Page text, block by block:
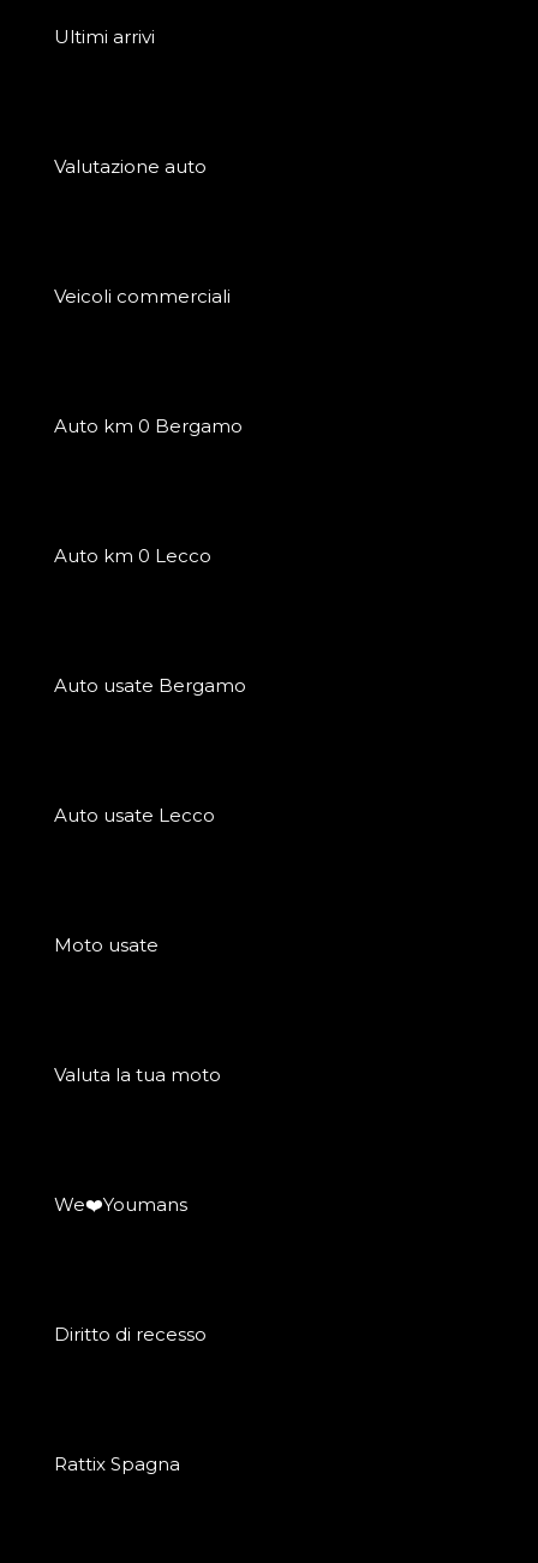
Ultimi arrivi
Valutazione auto
Veicoli commerciali
Auto km 0 Bergamo
Auto km 0 Lecco
Auto usate Bergamo
Auto usate Lecco
Moto usate
Valuta la tua moto
We❤️Youmans
Diritto di recesso
Rattix Spagna